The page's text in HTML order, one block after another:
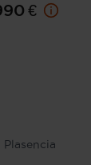
€
Plasencia